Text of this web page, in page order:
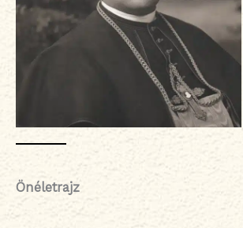
Önéletrajz